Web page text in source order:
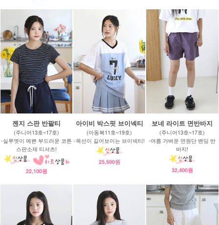
젠지 스판 반팔티
(주니어13호~17호)
-실루엣이 예쁜 부드러운 코튼
스판소재 티셔츠!
22,100원
아이비 박스핏 브이넥티
(아동복11호~19호)
-목선이 길어보이는 브이넥티!
25,500원
보네 라이트 면반바지
(주니어13호~17호)
-여름 가벼운 면원단 밴딩 반
바지!
32,400원